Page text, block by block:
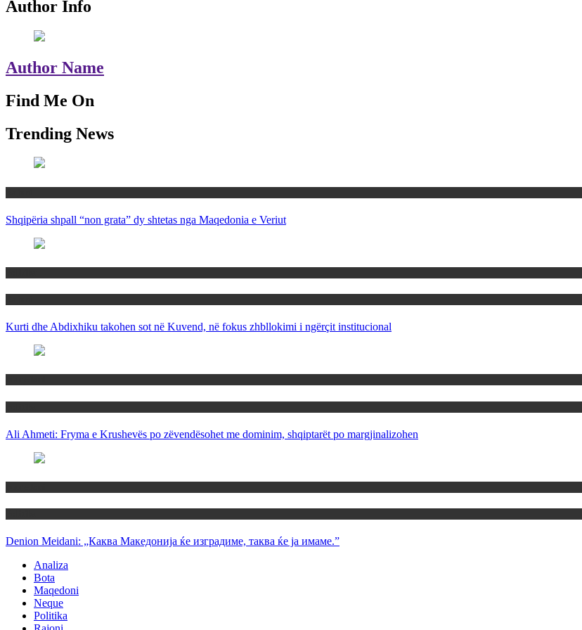
Author Info
Author Name
Find Me On
Trending News
Shqipëria shpall “non grata” dy shtetas nga Maqedonia e Veriut
Kurti dhe Abdixhiku takohen sot në Kuvend, në fokus zhbllokimi i ngërçit institucional
Ali Ahmeti: Fryma e Krushevës po zëvendësohet me dominim, shqiptarët po margjinalizohen
Denion Meidani: „Каква Македонија ќе изградиме, таква ќе ја имаме.”
Analiza
Bota
Maqedoni
Neque
Politika